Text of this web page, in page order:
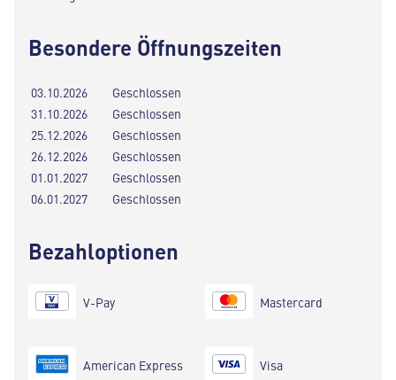
Besondere Öffnungszeiten
03.10.2026
Geschlossen
31.10.2026
Geschlossen
25.12.2026
Geschlossen
26.12.2026
Geschlossen
01.01.2027
Geschlossen
06.01.2027
Geschlossen
Bezahloptionen
V-Pay
American Express
Mastercard
Visa